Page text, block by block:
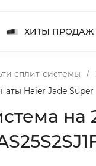
ХИТЫ ПРОДАЖ
сплит-системы /
Haier Jade Super